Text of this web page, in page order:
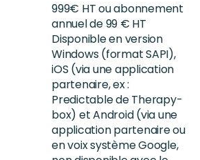
999€ HT ou abonnement
annuel de 99 € HT
Disponible en version
Windows (format SAPI),
iOS (via une application
partenaire, ex :
Predictable de Therapy-
box) et Android (via une
application partenaire ou
en voix système Google,